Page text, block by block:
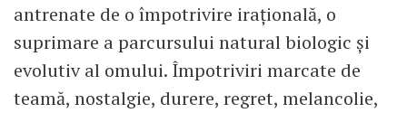
antrenate de o împotrivire irațională, o
suprimare a parcursului natural biologic și
evolutiv al omului. Împotriviri marcate de
teamă, nostalgie, durere, regret, melancolie,